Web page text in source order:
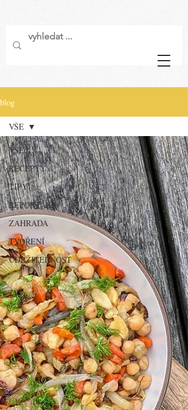
blog
VŠE
RECEPTY
TIPY
REPORTÁŽE
ZAHRADA
TVOŘENÍ
UDRŽITELNOST
VŠE